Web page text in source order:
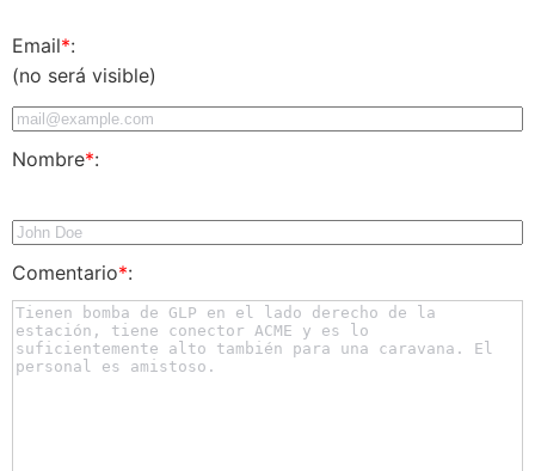
Email*:
(no será visible)
Nombre*:
Comentario*: